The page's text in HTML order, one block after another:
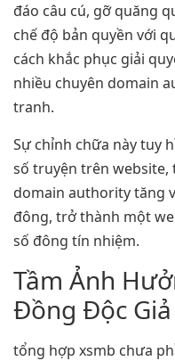
đáo câu cú, gỡ quăng
chế độ bản quyền với
cách khắc phục giải
nhiều chuyên domain
tranh.
Sự chỉnh chữa này tuy
số truyện trên
domain authority tăng
đông, trở thành một
số đông tín nhiệm.
Tầm Ảnh
Đồng Độc
tổng hợp xsmb chưa